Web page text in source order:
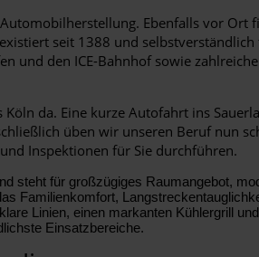
Ebenfalls vor Ort
seit 1388 und
und den ICE-Bahnhof sowie
da. Eine kurze Autofahrt ins
üben wir unseren Beruf nun
Inspektionen für Sie durchführen.
steht für großzügiges Raumangebot,
Familienkomfort,
Linien, einen markanten Kühlergrill
Einsatzbereiche.